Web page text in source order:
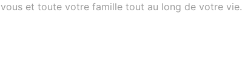
vous et toute votre famille tout au long de votre vie.